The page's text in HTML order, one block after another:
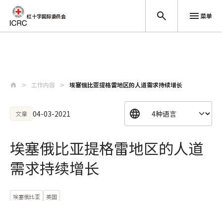
红十字国际委员会 菜单
工作内容 埃塞俄比亚提格雷地区的人道需求持续增长
文章 04-03-2021
埃塞俄比亚提格雷地区的人道
需求持续增长
埃塞俄比亚 英国